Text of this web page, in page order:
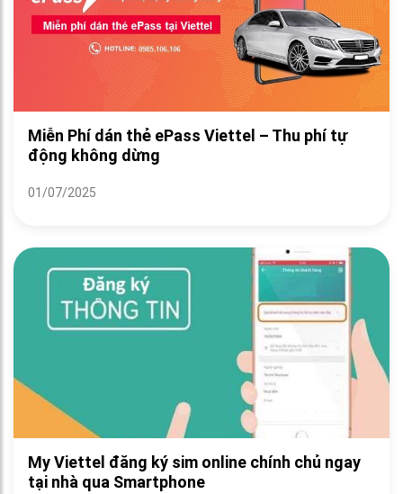
Miễn Phí dán thẻ ePass Viettel – Thu phí tự
động không dừng
01/07/2025
My Viettel đăng ký sim online chính chủ ngay
tại nhà qua Smartphone